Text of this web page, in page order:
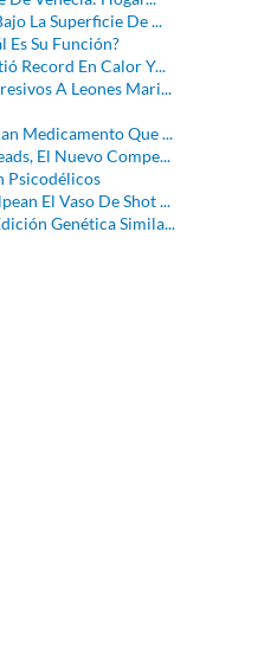
La Superficie De ...
Es Su Función?
Record En Calor Y...
A Leones Mari...
Medicamento Que ...
El Nuevo Compe...
Psicodélicos
El Vaso De Shot ...
Genética Simila...